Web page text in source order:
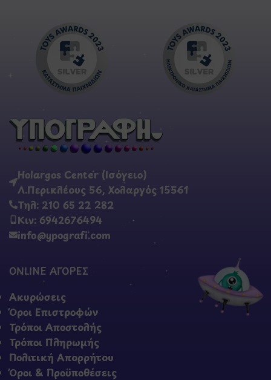
Holargos Center (Ισόγειο)
Λ.Περικλέους 56, Χολαργός 15561
Τηλ: 210 65 22 282
Κιν: 6942676494
info@ypografi.com
ONLINE ΑΓΟΡΕΣ
Ακυρώσεις
Όροι Επιστροφών
Τρόποι Αποστολής
Τρόποι Πληρωμής
Πολιτική Απορρήτου
Όροι & Προϋποθέσεις